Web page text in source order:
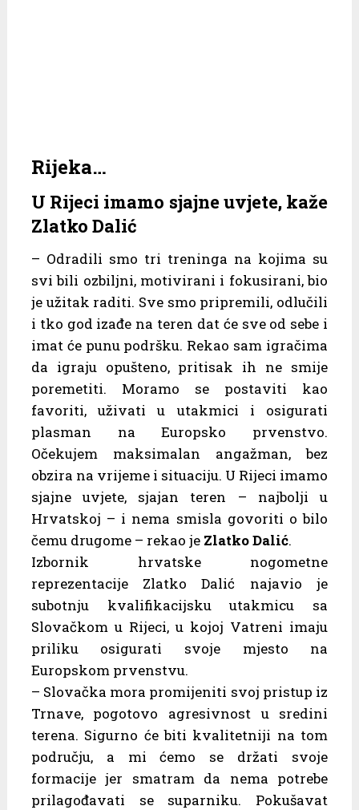
Rijeka…
U Rijeci imamo sjajne uvjete, kaže
Zlatko Dalić
– Odradili smo tri treninga na kojima su
svi bili ozbiljni, motivirani i fokusirani, bio
je užitak raditi. Sve smo pripremili, odlučili
i tko god izađe na teren dat će sve od sebe i
imat će punu podršku. Rekao sam igračima
da igraju opušteno, pritisak ih ne smije
poremetiti. Moramo se postaviti kao
favoriti, uživati u utakmici i osigurati
plasman na Europsko prvenstvo.
Očekujem maksimalan angažman, bez
obzira na vrijeme i situaciju. U Rijeci imamo
sjajne uvjete, sjajan teren – najbolji u
Hrvatskoj – i nema smisla govoriti o bilo
čemu drugome – rekao je Zlatko Dalić.
Izbornik hrvatske nogometne
reprezentacije Zlatko Dalić najavio je
subotnju kvalifikacijsku utakmicu sa
Slovačkom u Rijeci, u kojoj Vatreni imaju
priliku osigurati svoje mjesto na
Europskom prvenstvu.
– Slovačka mora promijeniti svoj pristup iz
Trnave, pogotovo agresivnost u sredini
terena. Sigurno će biti kvalitetniji na tom
području, a mi ćemo se držati svoje
formacije jer smatram da nema potrebe
prilagođavati se suparniku. Pokušavat